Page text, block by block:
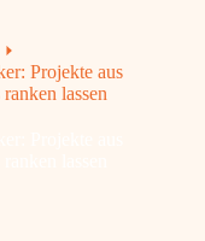
Projekte aus
lassen